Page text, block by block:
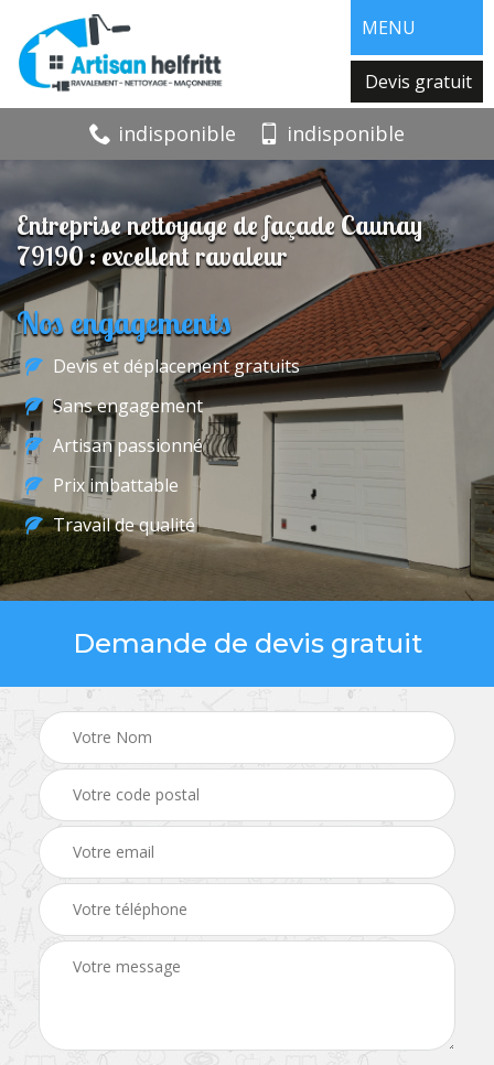
MENU
Devis gratuit
indisponible indisponible
Entreprise nettoyage de façade Caunay
79190 : excellent ravaleur
Nos engagements
Devis et déplacement gratuits
Sans engagement
Artisan passionné
Prix imbattable
Travail de qualité
Demande de devis gratuit